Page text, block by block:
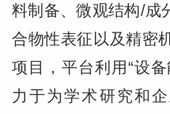
料制备、微观结构/成
合物性表征以及精密
项目，平台利用“设
力于为学术研究和